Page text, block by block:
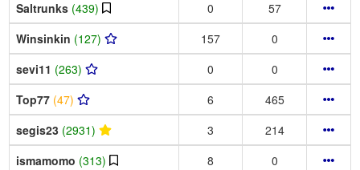
Saltrunks (439) 0
57
Winsinkin (127) 157
0
sevi11 (263) 0
0
Top77 (47) 6
465
segis23 (2931) 3
214
ismamomo (313) 8
0